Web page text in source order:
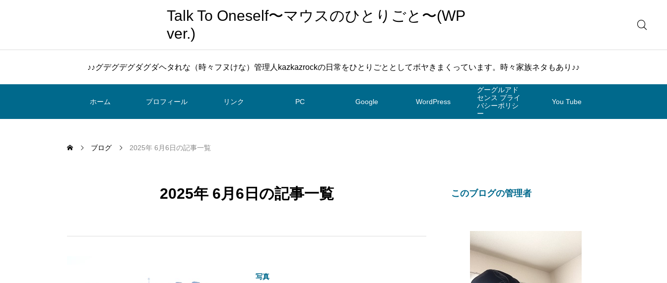
Talk To Oneself〜マウスのひとりごと〜(WP
ver.)
♪♪グデグデグダグダヘタれな（時々フヌけな）管理人kazkazrockの日常をひとりごととしてボヤきまくっています。時々家族ネタもあり♪♪
ホーム プロフィール リンク PC Google WordPress
グーグルアド
センス プライ
バシーポリシ
ー
You Tube
ブログ 2025年 6月6日の記事一覧
2025年 6月6日の記事一覧
写真
このブログの管理者